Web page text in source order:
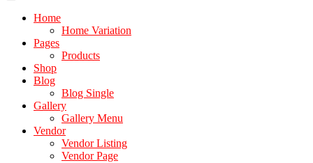
Home
Home Variation
Pages
Products
Shop
Blog
Blog Single
Gallery
Gallery Menu
Vendor
Vendor Listing
Vendor Page